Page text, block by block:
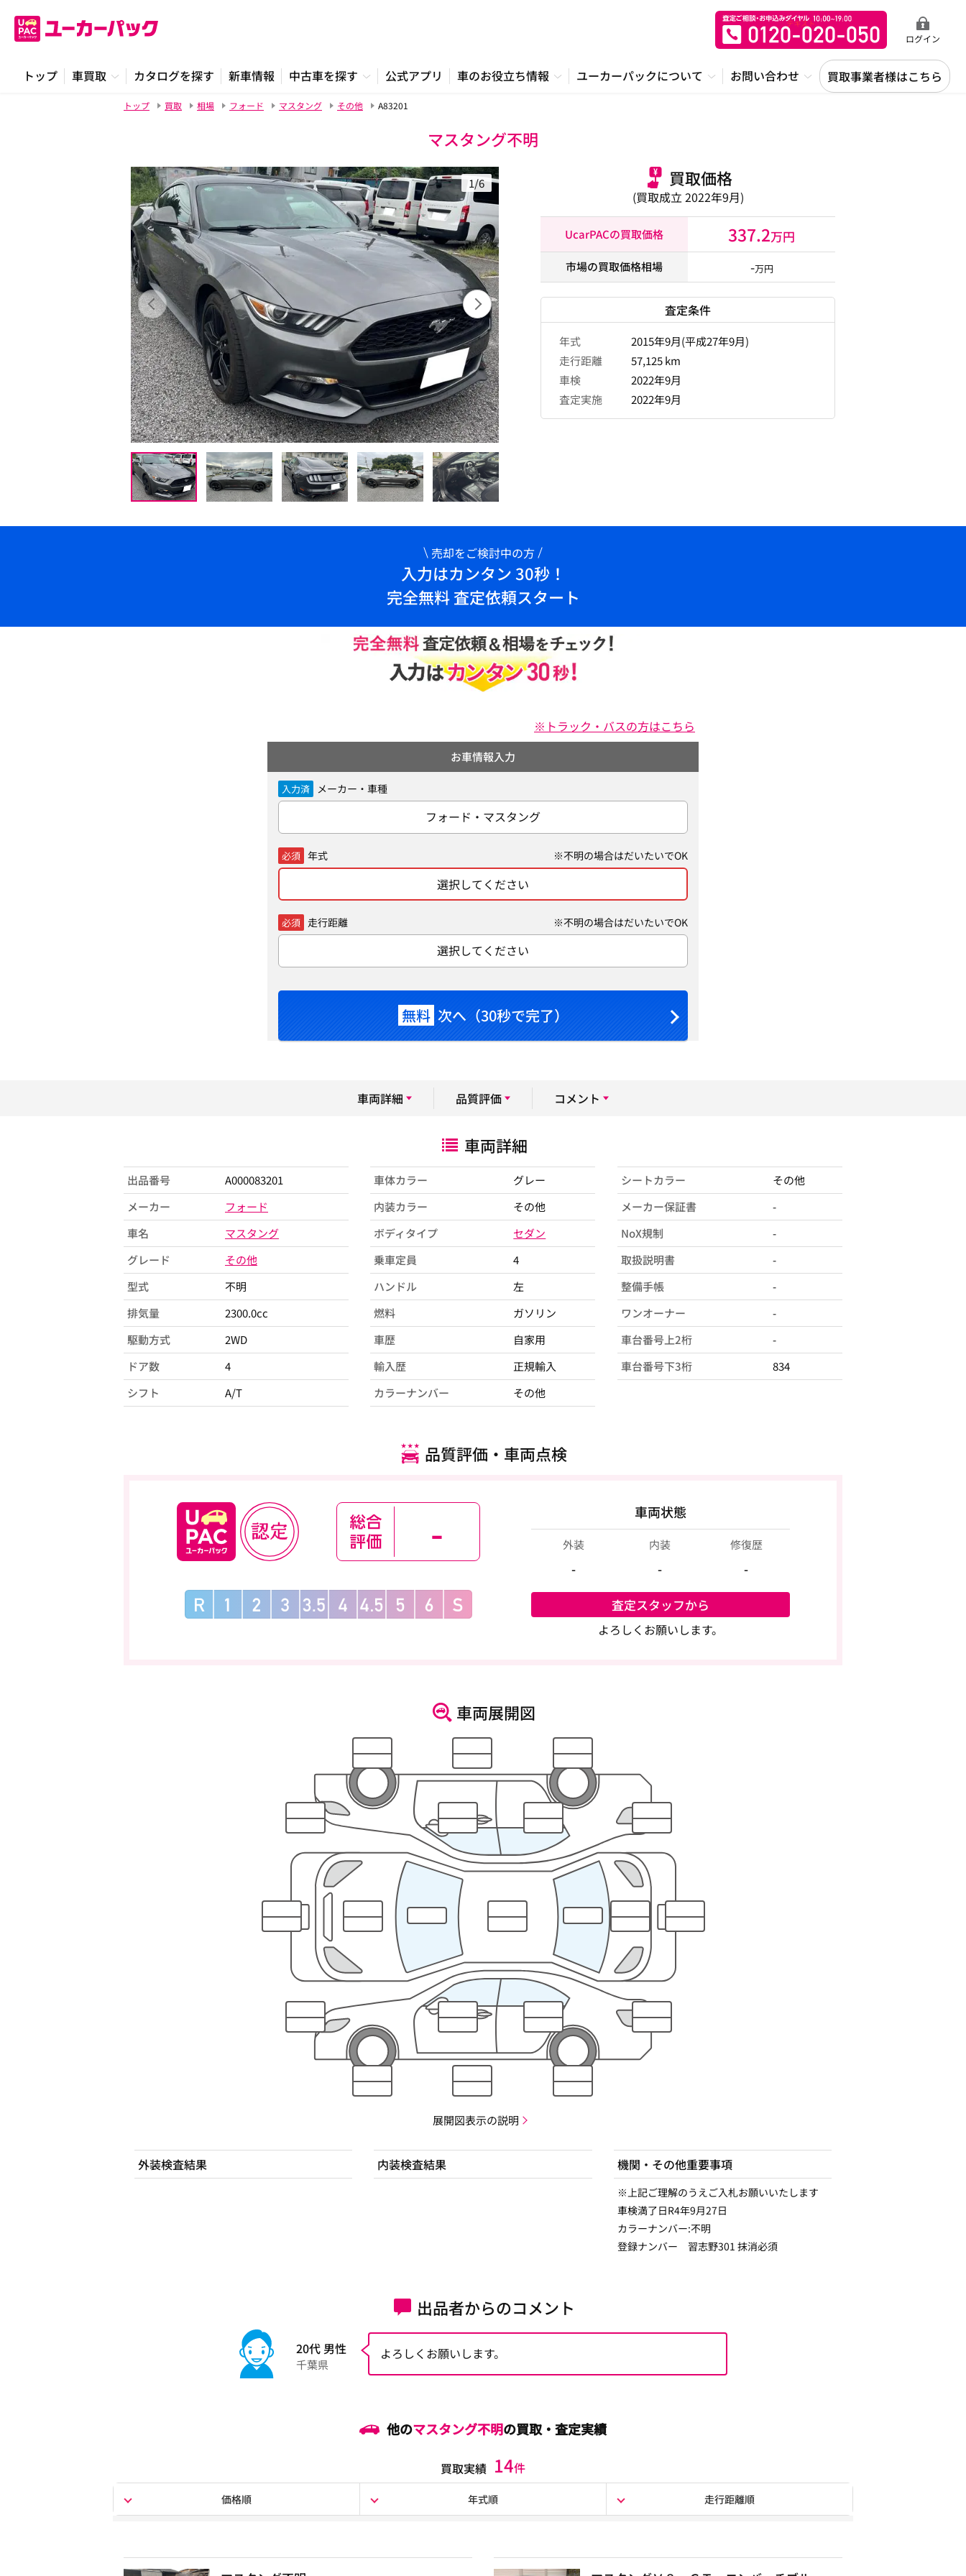
ログイン
トップ 車買取 カタログを探す 新車情報 中古車を探す 公式アプリ 車のお役立ち情報 ユーカーパックについて お問い合わせ 買取事業者様はこちら
トップ 買取 相場 フォード マスタング その他 A83201
マスタング不明
1/6 買取価格
(買取成立 2022年9月)
UcarPACの買取価格 337.2万円
市場の買取価格相場 -万円
査定条件
年式
2015年9月(平成27年9月)
走行距離
57,125 km
車検
2022年9月
査定実施
2022年9月
売却をご検討中の方
入力はカンタン 30秒！
完全無料 査定依頼スタート
※トラック・バスの方はこちら
お車情報入力
入力済 メーカー・車種
フォード・マスタング
必須 年式 ※不明の場合はだいたいでOK
選択してください
必須 走行距離 ※不明の場合はだいたいでOK
選択してください
無料 次へ（30秒で完了）
車両詳細 品質評価 コメント
車両詳細
出品番号
A000083201
メーカー
フォード
車名
マスタング
グレード
その他
型式
不明
排気量
2300.0cc
駆動方式
2WD
ドア数
4
シフト
A/T
車体カラー
グレー
内装カラー
その他
ボディタイプ
セダン
乗車定員
4
ハンドル
左
燃料
ガソリン
車歴
自家用
輸入歴
正規輸入
カラーナンバー
その他
シートカラー
その他
メーカー保証書
-
NoX規制
-
取扱説明書
-
整備手帳
-
ワンオーナー
-
車台番号上2桁
-
車台番号下3桁
834
品質評価・車両点検
- 車両状態
外装
-
内装
-
修復歴
-
査定スタッフから
よろしくお願いします。
車両展開図
展開図表示の説明
外装検査結果 内装検査結果 機関・その他重要事項
※上記ご理解のうえご入札お願いいたします
車検満了日R4年9月27日
カラーナンバー:不明
登録ナンバー 習志野301 抹消必須
出品者からのコメント
20代 男性
千葉県
よろしくお願いします。
他のマスタング不明の買取・査定実績
買取実績 14件
価格順 年式順 走行距離順